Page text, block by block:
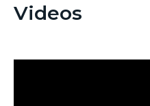
Videos